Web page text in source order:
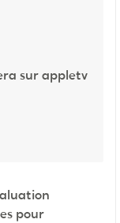
sur appletv
pour